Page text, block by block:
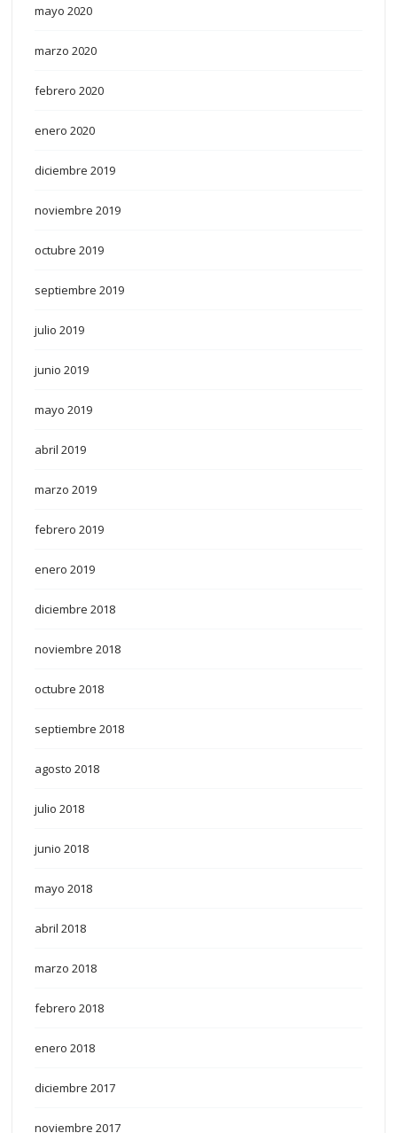
mayo 2020
marzo 2020
febrero 2020
enero 2020
diciembre 2019
noviembre 2019
octubre 2019
septiembre 2019
julio 2019
junio 2019
mayo 2019
abril 2019
marzo 2019
febrero 2019
enero 2019
diciembre 2018
noviembre 2018
octubre 2018
septiembre 2018
agosto 2018
julio 2018
junio 2018
mayo 2018
abril 2018
marzo 2018
febrero 2018
enero 2018
diciembre 2017
noviembre 2017